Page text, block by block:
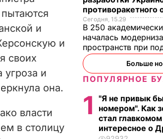
и
и
своих
и
она.
власти
в столицу
противоракетного
Сегодня, 15.29
В 250
началась
пространств при
Больше
ПОПУЛЯРНОЕ
1
"Я не привык
номером". Как
стал
интересное о